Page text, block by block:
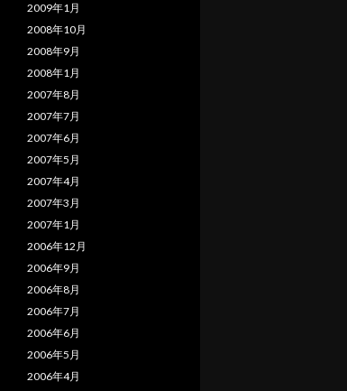
2009年1月
2008年10月
2008年9月
2008年1月
2007年8月
2007年7月
2007年6月
2007年5月
2007年4月
2007年3月
2007年1月
2006年12月
2006年9月
2006年8月
2006年7月
2006年6月
2006年5月
2006年4月